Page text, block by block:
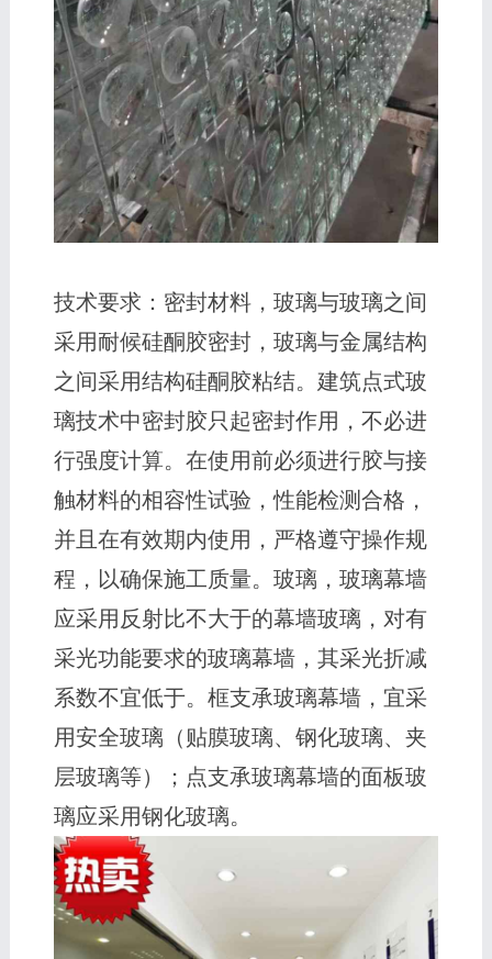
技术要求：密封材料，玻璃与玻璃之间
采用耐候硅酮胶密封，玻璃与金属结构
之间采用结构硅酮胶粘结。建筑点式玻
璃技术中密封胶只起密封作用，不必进
行强度计算。在使用前必须进行胶与接
触材料的相容性试验，性能检测合格，
并且在有效期内使用，严格遵守操作规
程，以确保施工质量。玻璃，玻璃幕墙
应采用反射比不大于的幕墙玻璃，对有
采光功能要求的玻璃幕墙，其采光折减
系数不宜低于。框支承玻璃幕墙，宜采
用安全玻璃（贴膜玻璃、钢化玻璃、夹
层玻璃等）；点支承玻璃幕墙的面板玻
璃应采用钢化玻璃。